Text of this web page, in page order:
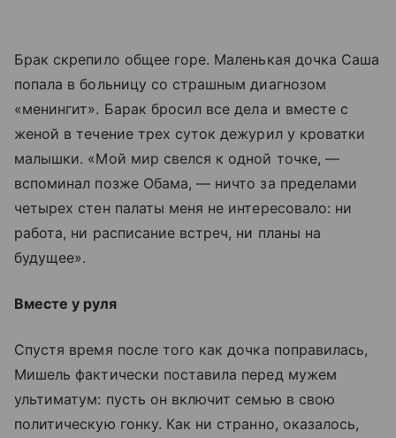
Брак скрепило общее горе. Маленькая дочка Саша
попала в больницу со страшным диагнозом
«менингит». Барак бросил все дела и вместе с
женой в течение трех суток дежурил у кроватки
малышки. «Мой мир свелся к одной точке, —
вспоминал позже Обама, — ничто за пределами
четырех стен палаты меня не интересовало: ни
работа, ни расписание встреч, ни планы на
будущее».
Вместе у руля
Спустя время после того как дочка поправилась,
Мишель фактически поставила перед мужем
ультиматум: пусть он включит семью в свою
политическую гонку. Как ни странно, оказалось,